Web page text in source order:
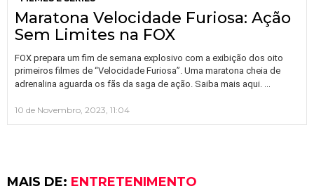
Maratona Velocidade Furiosa: Ação
Sem Limites na FOX
FOX prepara um fim de semana explosivo com a exibição dos oito
primeiros filmes de “Velocidade Furiosa”. Uma maratona cheia de
adrenalina aguarda os fãs da saga de ação. Saiba mais aqui.
10 de Novembro, 2023, 11:04
MAIS DE: ENTRETENIMENTO